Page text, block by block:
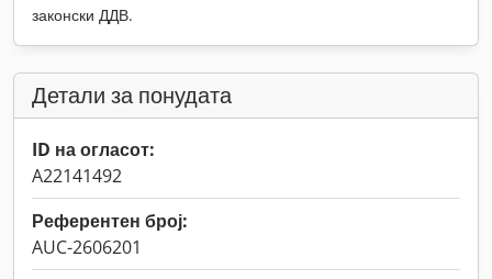
законски ДДВ.
Детали за понудата
ID на огласот:
A22141492
Референтен број:
AUC-2606201